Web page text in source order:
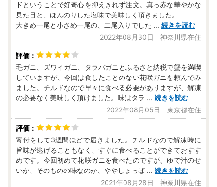
ドということで好奇心を抑えきれず注文。真っ赤な華やかな
見た目と、ほんのりした塩味で美味しく頂きました。
大きめ一尾と小さめ一尾の、二尾入りでした ... 続きを読む
2022年08月30日 神奈川県在住
毛ガニ、ズワイガニ、タラバガニとふるさと納税で蟹を満喫
していますが、今回は食したことのない花咲ガニを頼んでみ
ました。チルドなので早々に食べる必要がありますが、解凍
の必要なく美味しく頂けました。味はタラ ... 続きを読む
2022年08月05日 東京都在住
寄付をして3週間ほどで届きました。チルドなので解凍時に
旨味が逃げることもなく、すぐに食べることができておすす
めです。今回初めて花咲ガニを食べたのですが、ゆで汁のせ
いか、そのものの味なのか、ややしょっぱ ... 続きを読む
2021年08月28日 神奈川県在住